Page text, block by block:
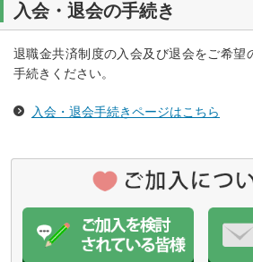
入会・退会の手続き
退職金共済制度の入会及び退会をご希望
手続きください。
入会・退会手続きページはこちら